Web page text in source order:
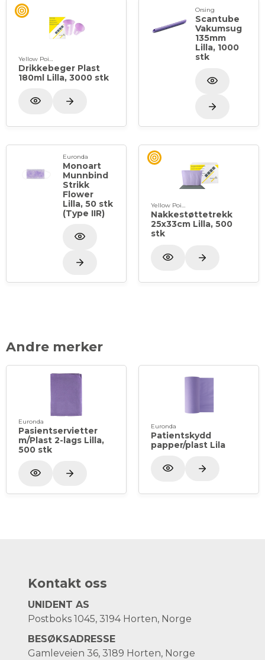
Yellow Point
Drikkebeger Plast
180ml Lilla, 3000 stk
Orsing
Scantube
Vakumsug
135mm
Lilla, 1000
stk
Euronda
Monoart
Munnbind
Strikk
Flower
Lilla, 50 stk
(Type IIR)
Yellow Point
Nakkestøttetrekk
25x33cm Lilla, 500
stk
Andre merker
Euronda
Pasientservietter
m/Plast 2-lags Lilla,
500 stk
Euronda
Patientskydd
papper/plast Lila
Kontakt oss
UNIDENT AS
Postboks 1045, 3194 Horten, Norge
BESØKSADRESSE
Gamleveien 36, 3189 Horten, Norge